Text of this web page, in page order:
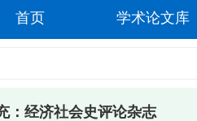
首页 学术论文库
：经济社会史评论杂志